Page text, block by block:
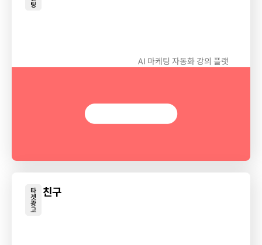
팅
AI 마케팅 자동화 강의 플랫
타
겟
광
고
친구